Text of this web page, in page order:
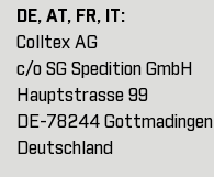
DE, AT, FR, IT:
Colltex AG
c/o SG Spedition GmbH
Hauptstrasse 99
DE-78244 Gottmadingen
Deutschland